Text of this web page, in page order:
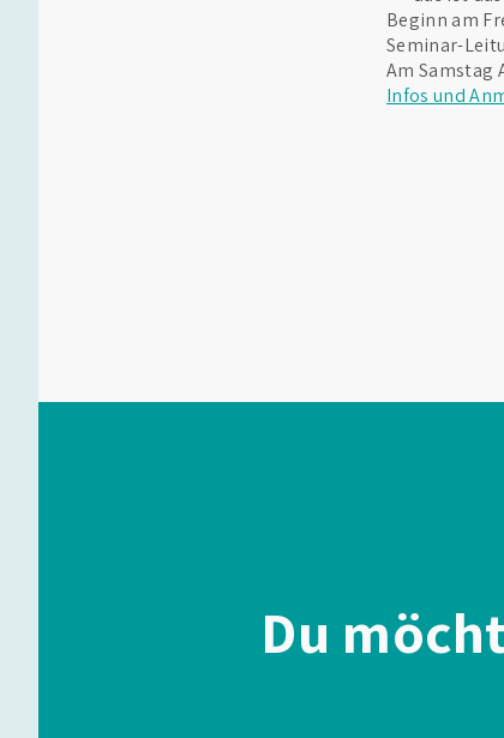
Beginn am
Seminar-
Am Samstag
Infos und
Du